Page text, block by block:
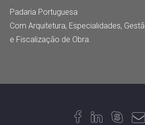
Padaria Portuguesa
Com Arquitetura, Especialidades,
e Fiscalização de Obra.